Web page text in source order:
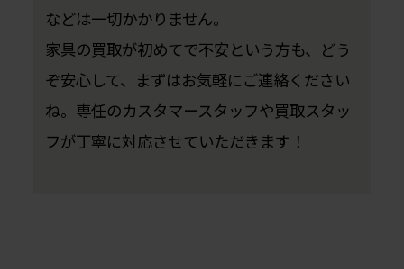
などは一切かかりません。
家具の買取が初めてで不安という方も、どう
ぞ安心して、まずはお気軽にご連絡ください
ね。専任のカスタマースタッフや買取スタッ
フが丁寧に対応させていただきます！